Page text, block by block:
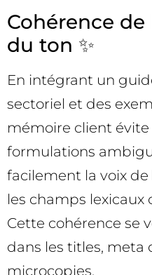
Cohérence
du ton ✨
En intégrant un
sectoriel et des
mémoire client
formulations
facilement la voix
les champs lexicaux
Cette cohérence se
dans les titles, meta
microcopies.